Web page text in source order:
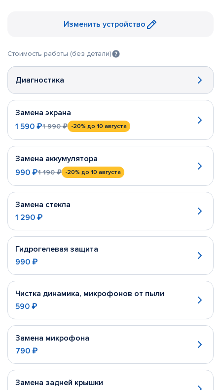
Изменить устройство
Стоимость работы (без детали)
Диагностика
Замена экрана
1 590 ₽1 990 ₽ -20% до 10 августа
Замена аккумулятора
990 ₽1 190 ₽ -20% до 10 августа
Замена стекла
1 290 ₽
Гидрогелевая защита
990 ₽
Чистка динамика, микрофонов от пыли
590 ₽
Замена микрофона
790 ₽
Замена задней крышки